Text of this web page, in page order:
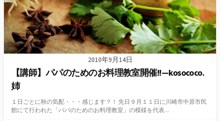
2010年9月14日
【講師】パパのためのお料理教室開催!!—kosococo.
姉
１日ごとに秋の気配・・・感じます？！ 先日９月１１日に川崎市中原市民
館にて行われた「パパのためのお料理教室」の模様を代表...